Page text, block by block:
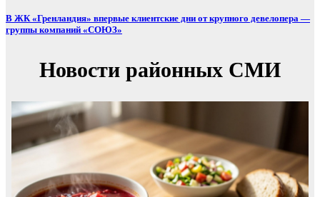
В ЖК «Гренландия» впервые клиентские дни от крупного девелопера —
группы компаний «СОЮЗ»